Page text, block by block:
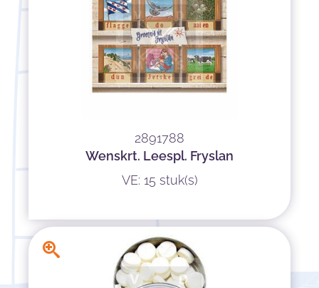
2891788
Wenskrt. Leespl. Fryslan
VE: 15 stuk(s)